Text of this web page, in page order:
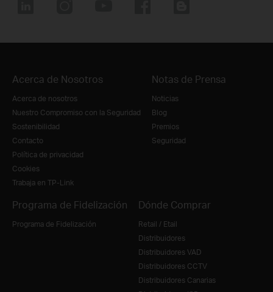
Acerca de Nosotros
Acerca de nosotros
Nuestro Compromiso con la Seguridad
Sostenibilidad
Contacto
Política de privacidad
Cookies
Trabaja en TP-Link
Notas de Prensa
Noticias
Blog
Premios
Seguridad
Programa de Fidelización
Programa de Fidelización
Dónde Comprar
Retail / Etail
Distribuidores
Distribuidores VAD
Distribuidores CCTV
Distribuidores Canarias